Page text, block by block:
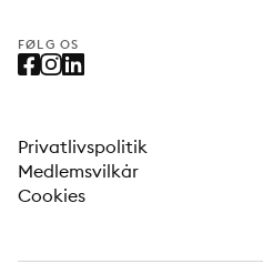
FØLG OS
Privatlivspolitik
Medlemsvilkår
Cookies